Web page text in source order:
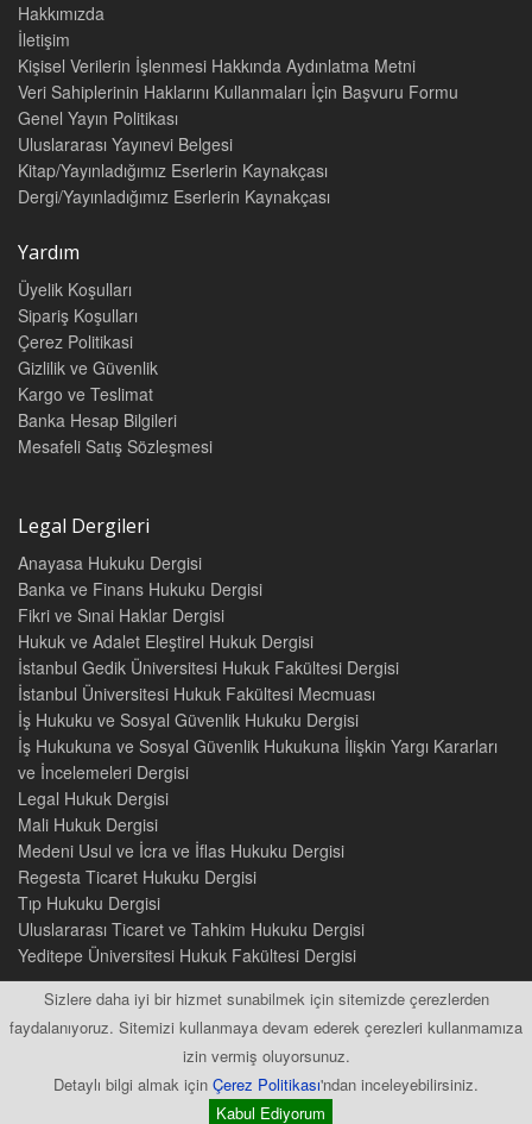
Sizlere daha iyi bir hizmet sunabilmek için sitemizde çerezlerden
faydalanıyoruz. Sitemizi kullanmaya devam ederek çerezleri kullanmamıza
izin vermiş oluyorsunuz.
Detaylı bilgi almak için Çerez Politikası'ndan inceleyebilirsiniz.
Kabul Ediyorum
Hakkımızda
İletişim
Kişisel Verilerin İşlenmesi Hakkında Aydınlatma Metni
Veri Sahiplerinin Haklarını Kullanmaları İçin Başvuru Formu
Genel Yayın Politikası
Uluslararası Yayınevi Belgesi
Kitap/Yayınladığımız Eserlerin Kaynakçası
Dergi/Yayınladığımız Eserlerin Kaynakçası
Yardım
Üyelik Koşulları
Sipariş Koşulları
Çerez Politikasi
Gizlilik ve Güvenlik
Kargo ve Teslimat
Banka Hesap Bilgileri
Mesafeli Satış Sözleşmesi
Legal Dergileri
Anayasa Hukuku Dergisi
Banka ve Finans Hukuku Dergisi
Fikri ve Sınai Haklar Dergisi
Hukuk ve Adalet Eleştirel Hukuk Dergisi
İstanbul Gedik Üniversitesi Hukuk Fakültesi Dergisi
İstanbul Üniversitesi Hukuk Fakültesi Mecmuası
İş Hukuku ve Sosyal Güvenlik Hukuku Dergisi
İş Hukukuna ve Sosyal Güvenlik Hukukuna İlişkin Yargı Kararları
ve İncelemeleri Dergisi
Legal Hukuk Dergisi
Mali Hukuk Dergisi
Medeni Usul ve İcra ve İflas Hukuku Dergisi
Regesta Ticaret Hukuku Dergisi
Tıp Hukuku Dergisi
Uluslararası Ticaret ve Tahkim Hukuku Dergisi
Yeditepe Üniversitesi Hukuk Fakültesi Dergisi
2015 © Tüm Hakları Saklıdır